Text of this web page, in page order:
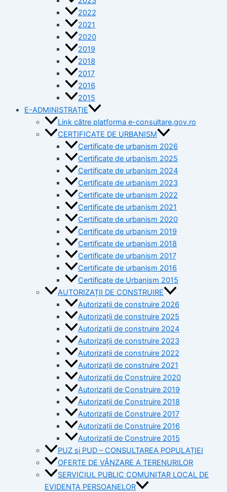
2022
2021
2020
2019
2018
2017
2016
2015
E-ADMINISTRAȚIE
Link către platforma e-consultare.gov.ro
CERTIFICATE DE URBANISM
Certificate de urbanism 2026
Certificate de urbanism 2025
Certificate de urbanism 2024
Certificate de urbanism 2023
Certificate de urbanism 2022
Certificate de urbanism 2021
Certificate de urbanism 2020
Certificate de urbanism 2019
Certificate de urbanism 2018
Certificate de urbanism 2017
Certificate de urbanism 2016
Certificate de Urbanism 2015
AUTORIZAȚII DE CONSTRUIRE
Autorizații de construire 2026
Autorizații de construire 2025
Autorizații de construire 2024
Autorizații de construire 2023
Autorizații de construire 2022
Autorizații de construire 2021
Autorizații de Construire 2020
Autorizații de Construire 2019
Autorizaţii de Construire 2018
Autorizaţii de Construire 2017
Autorizaţii de Construire 2016
Autorizaţii de Construire 2015
PUZ si PUD – CONSULTAREA POPULAȚIEI
OFERTE DE VÂNZARE A TERENURILOR
SERVICIUL PUBLIC COMUNITAR LOCAL DE
EVIDENȚA PERSOANELOR